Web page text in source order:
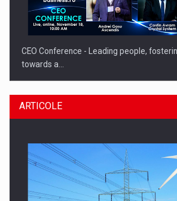
CEO Conference - Leading people,
towards a…
ARTICOLE